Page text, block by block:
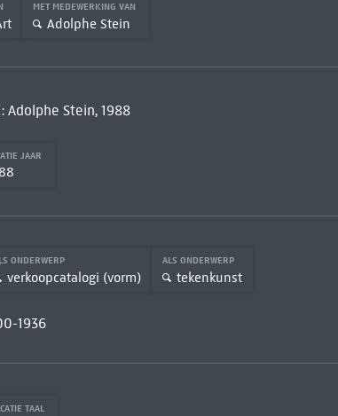
MET MEDEWERKING VAN
Adolphe Stein
Adolphe Stein, 1988
JAAR
ONDERWERP
verkoopcatalogi (vorm)
ALS ONDERWERP
tekenkunst
1936
TAAL